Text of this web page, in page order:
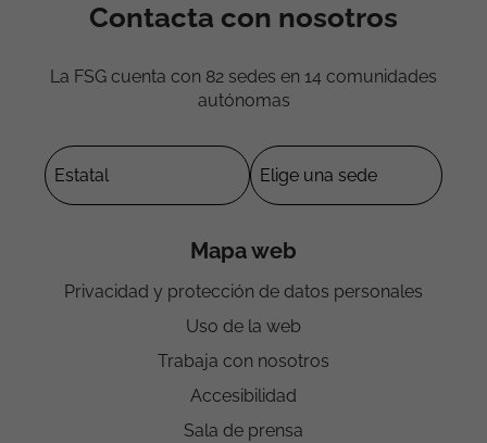
Contacta con nosotros
La FSG cuenta con 82 sedes en 14 comunidades
autónomas
Mapa web
Privacidad y protección de datos personales
Uso de la web
Trabaja con nosotros
Accesibilidad
Sala de prensa